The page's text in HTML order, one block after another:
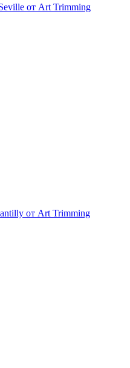
от Art Trimming
от Art Trimming